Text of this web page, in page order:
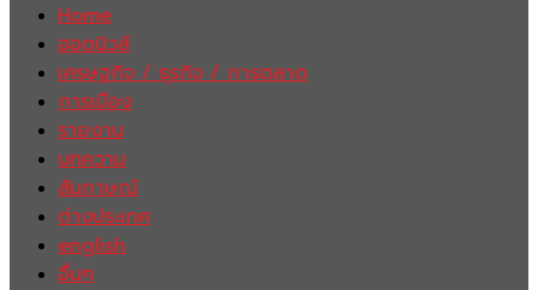
Home
ฮอตนิวส์
เศรษฐกิจ / ธุรกิจ / การตลาด
การเมือง
รายงาน
บทความ
สัมภาษณ์
ต่างประเทศ
english
อื่นๆ